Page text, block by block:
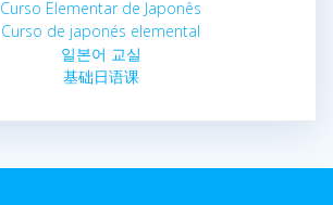
Curso Elementar de Japonês
Curso de japonés elemental
일본어 교실
基础日语课